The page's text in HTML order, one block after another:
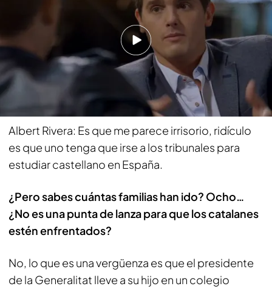
Compartir
Risto Mejide: ¿Y la educación? Cuando alguien se
queja de que quiere la educación en castellano…
Albert Rivera: Es que me parece irrisorio, ridículo
es que uno tenga que irse a los tribunales para
estudiar castellano en España.
¿Pero sabes cuántas familias han ido? Ocho…
¿No es una punta de lanza para que los catalanes
estén enfrentados?
No, lo que es una vergüenza es que el presidente
de la Generalitat lleve a su hijo en un colegio